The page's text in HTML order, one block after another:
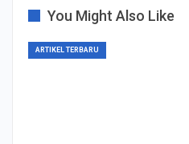
You Might Also Like
ARTIKEL TERBARU